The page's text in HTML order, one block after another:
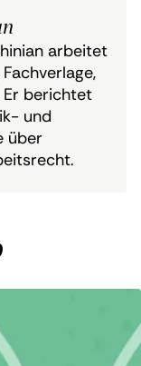
arbeitet
Er berichtet
und
über